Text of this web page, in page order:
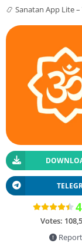
📿 Sanatan App Lite
Votes:
Report